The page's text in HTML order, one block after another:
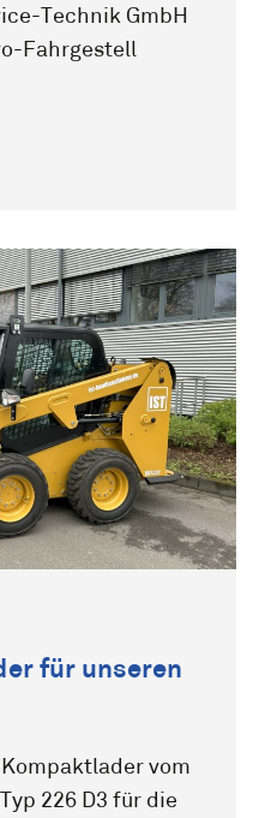
Technik GmbH
Fahrgestell
für unseren
vom
226 D3 für die